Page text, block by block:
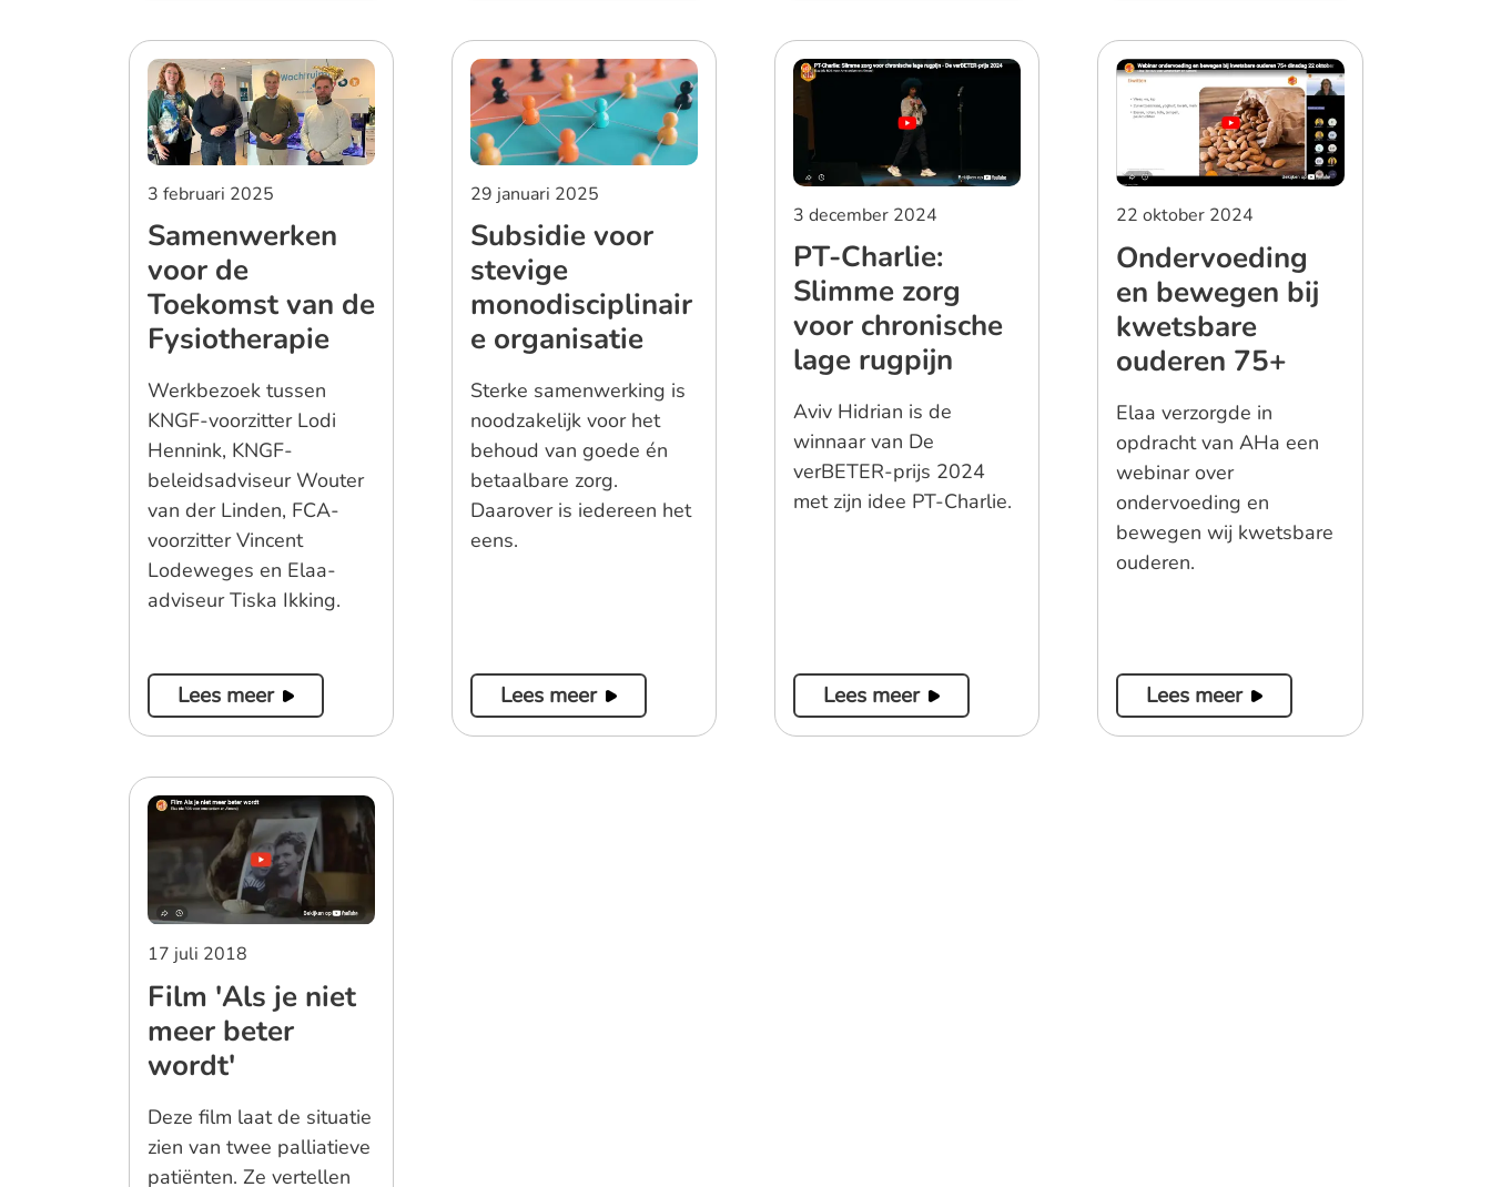
3 februari 2025
Samenwerken
voor de
Toekomst van de
Fysiotherapie
Werkbezoek tussen
KNGF-voorzitter Lodi
Hennink, KNGF-
beleidsadviseur Wouter
van der Linden, FCA-
voorzitter Vincent
Lodeweges en Elaa-
adviseur Tiska Ikking.
Lees meer
29 januari 2025
Subsidie voor
stevige
monodisciplinair
e organisatie
Sterke samenwerking is
noodzakelijk voor het
behoud van goede én
betaalbare zorg.
Daarover is iedereen het
eens.
Lees meer
3 december 2024
PT-Charlie:
Slimme zorg
voor chronische
lage rugpijn
Aviv Hidrian is de
winnaar van De
verBETER-prijs 2024
met zijn idee PT-Charlie.
Lees meer
22 oktober 2024
Ondervoeding
en bewegen bij
kwetsbare
ouderen 75+
Elaa verzorgde in
opdracht van AHa een
webinar over
ondervoeding en
bewegen wij kwetsbare
ouderen.
Lees meer
17 juli 2018
Film 'Als je niet
meer beter
wordt'
Deze film laat de situatie
zien van twee palliatieve
patiënten. Ze vertellen